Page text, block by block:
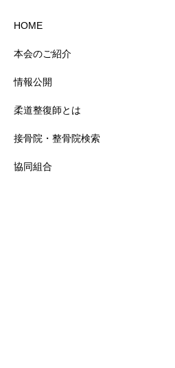
HOME
本会のご紹介
情報公開
柔道整復師とは
接骨院・整骨院検索
協同組合